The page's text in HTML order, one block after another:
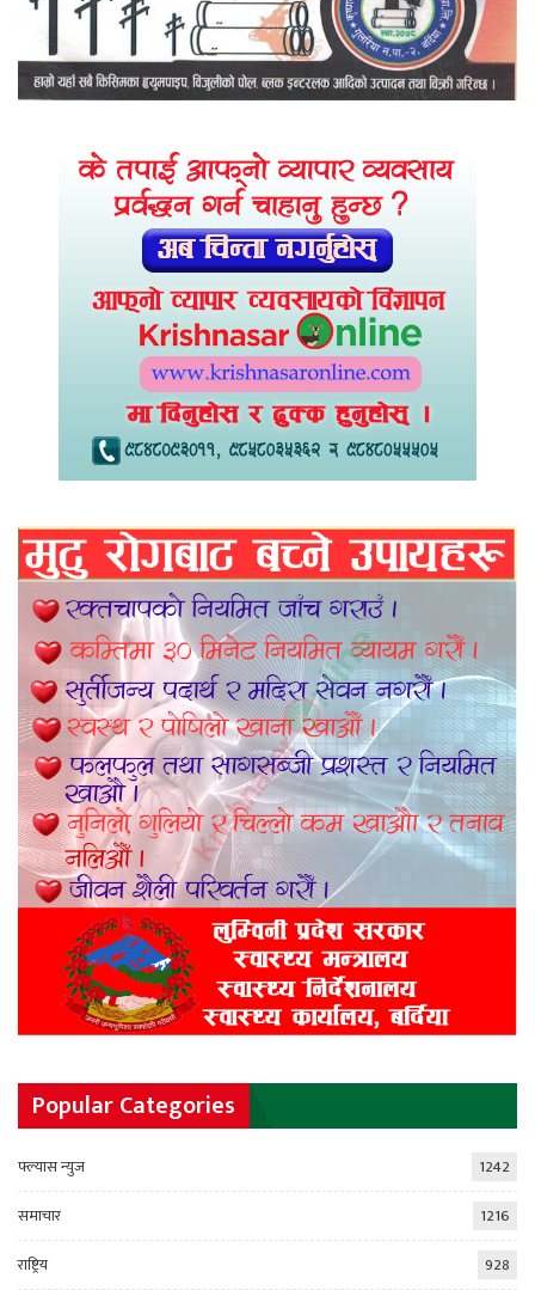
Popular Categories
फ्ल्यास न्युज
1242
समाचार
1216
राष्ट्रिय
928